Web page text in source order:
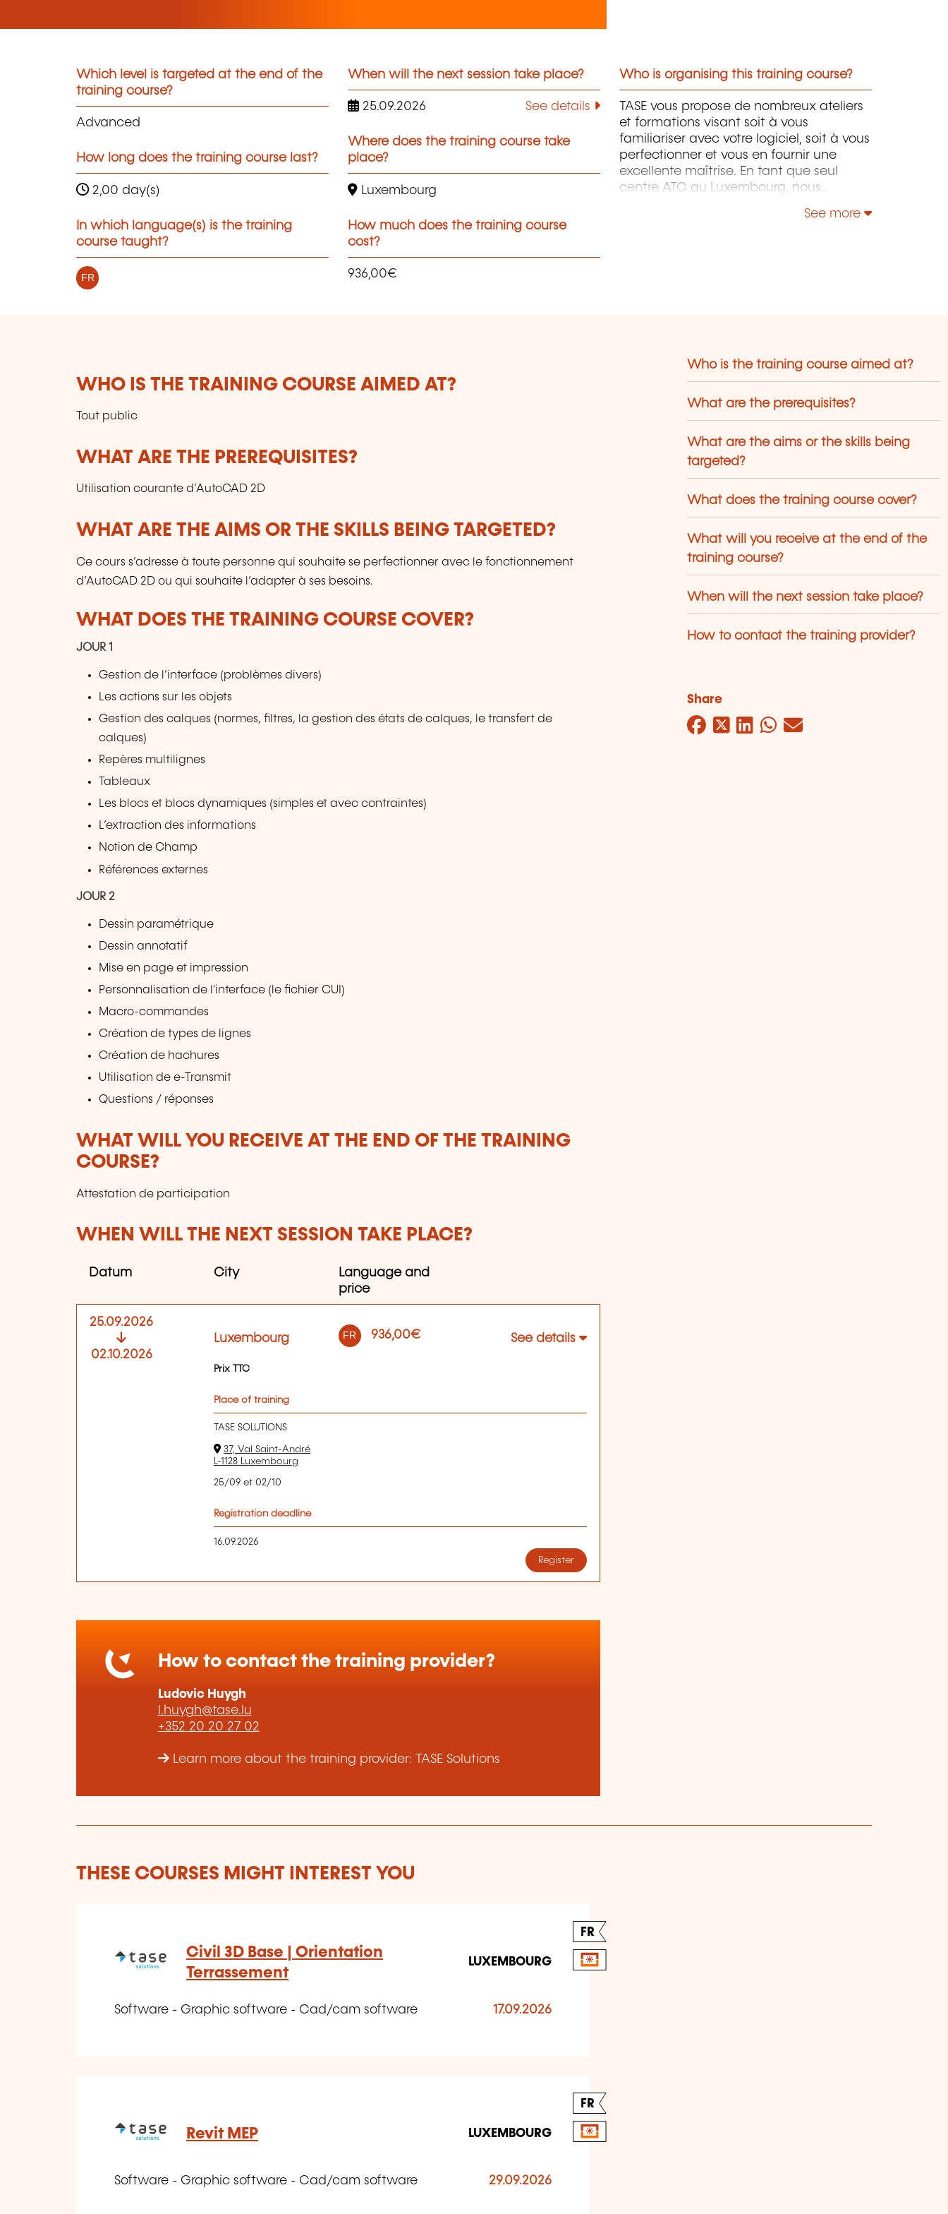
Which level is targeted at the end of the
training course?
Advanced
How long does the training course last?
2,00 day(s)
In which language(s) is the training
course taught?
FR
When will the next session take place?
25.09.2026 See details
Where does the training course take
place?
Luxembourg
How much does the training course
cost?
936,00€
Who is organising this training course?
TASE vous propose de nombreux ateliers
et formations visant soit à vous
familiariser avec votre logiciel, soit à vous
perfectionner et vous en fournir une
excellente maîtrise. En tant que seul
centre ATC au Luxembourg, nous
See more
WHO IS THE TRAINING COURSE AIMED AT?
Tout public
WHAT ARE THE PREREQUISITES?
Utilisation courante d’AutoCAD 2D
WHAT ARE THE AIMS OR THE SKILLS BEING TARGETED?
Ce cours s’adresse à toute personne qui souhaite se perfectionner avec le fonctionnement
d’AutoCAD 2D ou qui souhaite l’adapter à ses besoins.
WHAT DOES THE TRAINING COURSE COVER?
JOUR 1
Gestion de l’interface (problèmes divers)
Les actions sur les objets
Gestion des calques (normes, filtres, la gestion des états de calques, le transfert de
calques)
Repères multilignes
Tableaux
Les blocs et blocs dynamiques (simples et avec contraintes)
L’extraction des informations
Notion de Champ
Références externes
JOUR 2
Dessin paramétrique
Dessin annotatif
Mise en page et impression
Personnalisation de l'interface (le fichier CUI)
Macro-commandes
Création de types de lignes
Création de hachures
Utilisation de e-Transmit
Questions / réponses
WHAT WILL YOU RECEIVE AT THE END OF THE TRAINING
COURSE?
Attestation de participation
WHEN WILL THE NEXT SESSION TAKE PLACE?
Datum City
Language and
price
25.09.2026
02.10.2026
Luxembourg FR 936,00€ See details
Prix TTC
Place of training
TASE SOLUTIONS
37, Val Saint-André
L-1128 Luxembourg
25/09 et 02/10
Registration deadline
16.09.2026
Register
How to contact the training provider?
Ludovic Huygh
l.huygh@tase.lu
+352 20 20 27 02
Learn more about the training provider: TASE Solutions
Who is the training course aimed at?
What are the prerequisites?
What are the aims or the skills being
targeted?
What does the training course cover?
What will you receive at the end of the
training course?
When will the next session take place?
How to contact the training provider?
Share
Facebook
Twitter
LinkedIn
WhatsApp
Mail
THESE COURSES MIGHT INTEREST YOU
FR
Civil 3D Base | Orientation
Terrassement
LUXEMBOURG
Software - Graphic software - Cad/cam software 17.09.2026
FR
Revit MEP LUXEMBOURG
Software - Graphic software - Cad/cam software 29.09.2026